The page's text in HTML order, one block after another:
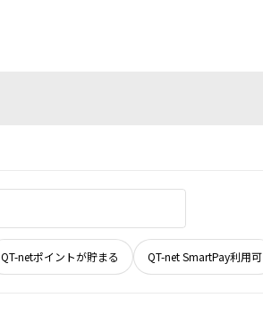
QT-netポイントが貯まる QT-net SmartPay利用可